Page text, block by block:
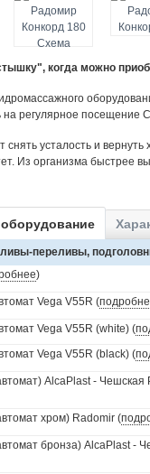
когда можно
регулярное посещение
снять усталость и
Из организма быстрее
переливы,
)
Vega V55R (
Vega V55R (white) (
Vega V55R (black) (
AlcaPlast - Чешская
хром) Radomir (
бронза) AlcaPlast -